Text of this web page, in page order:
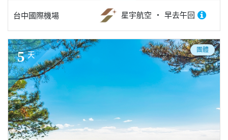
台中國際機場 星宇航空 早去午回
5 天
團體